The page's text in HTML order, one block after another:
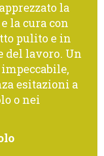
la
la cura con
pulito e in
del lavoro. Un
esitazioni a
o nei